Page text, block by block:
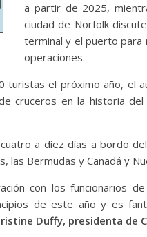
a partir de 2025,
ciudad de Norfolk
terminal y el puerto para
operaciones.
turistas el próximo año, el
cruceros en la historia
a diez días a bordo
las Bermudas y Canadá y
con los funcionarios
de este año y es
Duffy, presidenta de